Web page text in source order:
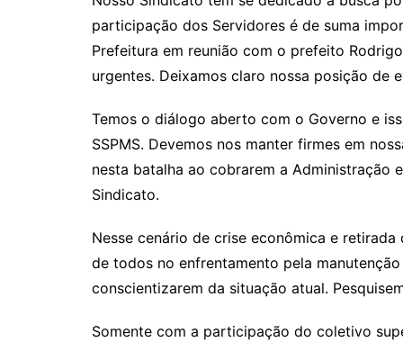
at
s
A
p
p
c
e
b
o
o
k
itt
er
e
gr
a
m
p
y
Li
n
k
ar
e
participação dos Servidores é de suma
Prefeitura em reunião com o prefeito
urgentes. Deixamos claro nossa posição de
Temos o diálogo aberto com o Governo e
SSPMS. Devemos nos manter firmes em
nesta batalha ao cobrarem a Administração
Sindicato.
Nesse cenário de crise econômica e
de todos no enfrentamento pela
conscientizarem da situação atual.
Somente com a participação do coletivo